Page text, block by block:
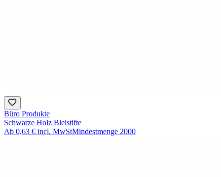
Büro Produkte
Schwarze Holz Bleistifte
Ab 0,63 € incl. MwStMindestmenge 2000